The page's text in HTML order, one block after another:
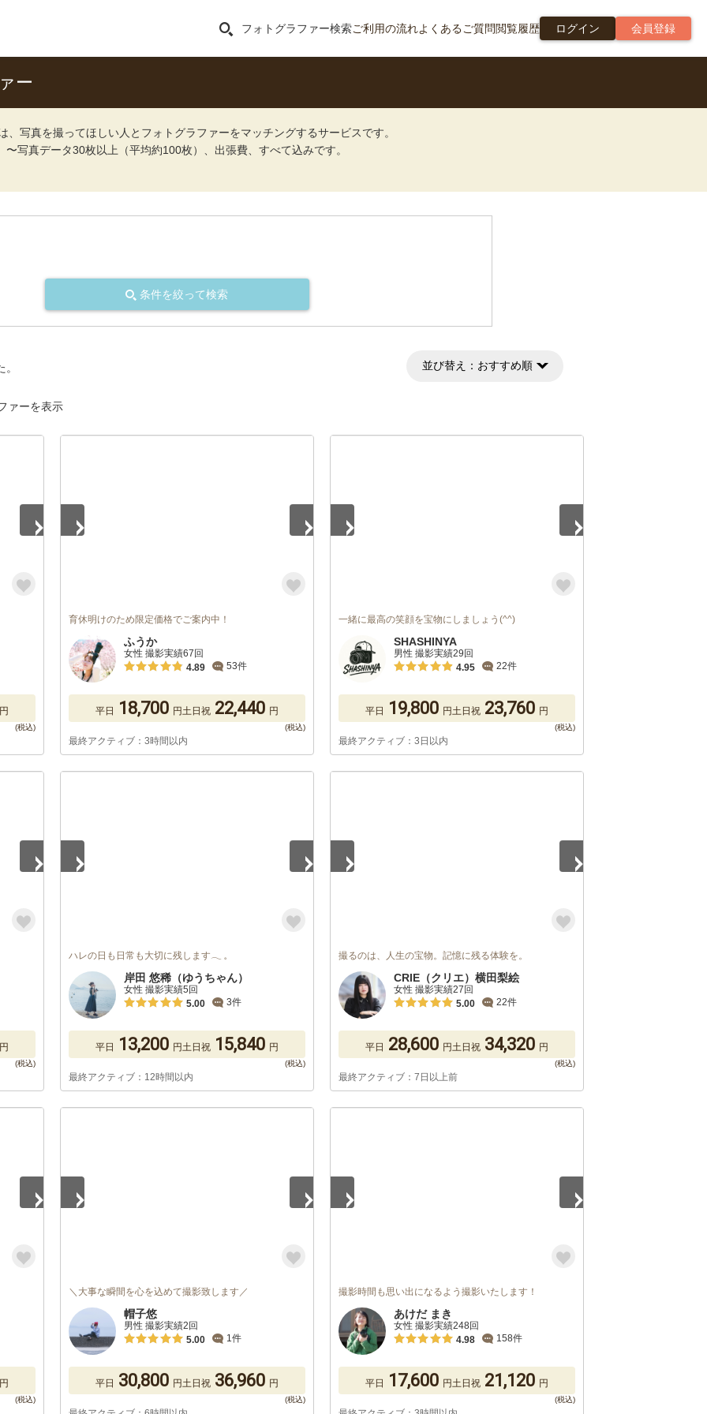
フォトグラファー検索ご利用の流れよくあるご質問閲覧履歴 ログイン 会員登録
ー
、写真を撮ってほしい人とフォトグラファーをマッチングするサービスです。
写真データ30枚以上（平均約100枚）、出張費、すべて込みです。
条件を絞って検索
並び替え： おすすめ順
ァーを表示
円
育休明けのため限定価格でご案内中！
ふうか
女性 撮影実績67回
4.89
53件
平日 18,700 円土日祝 22,440 円
最終アクティブ：3時間以内
一緒に最高の笑顔を宝物にしましょう(^^)
SHASHINYA
男性 撮影実績29回
4.95
22件
平日 19,800 円土日祝 23,760 円
最終アクティブ：3日以内
円
ハレの日も日常も大切に残します‪𓂃 𓈒
岸田 悠稀（ゆうちゃん）
女性 撮影実績5回
5.00
3件
平日 13,200 円土日祝 15,840 円
最終アクティブ：12時間以内
撮るのは、人生の宝物。記憶に残る体験を。
CRIE（クリエ）横田梨絵
女性 撮影実績27回
5.00
22件
平日 28,600 円土日祝 34,320 円
最終アクティブ：7日以上前
円
＼大事な瞬間を心を込めて撮影致します／
帽子悠
男性 撮影実績2回
5.00
1件
平日 30,800 円土日祝 36,960 円
撮影時間も思い出になるよう撮影いたします！
あけだ まき
女性 撮影実績248回
4.98
158件
平日 17,600 円土日祝 21,120 円